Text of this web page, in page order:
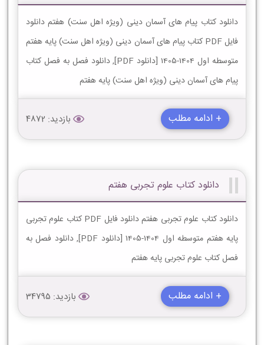
دانلود کتاب پیام های آسمان دینی (ویژه اهل سنت) هفتم دانلود
فایل PDF کتاب پیام های آسمان دینی (ویژه اهل سنت) پایه هفتم
متوسطه اول 1404-1405 [دانلود PDF], دانلود فصل به فصل کتاب
پیام های آسمان دینی (ویژه اهل سنت) پایه هفتم
+ ادامه مطلب بازدید: 4872
دانلود کتاب علوم تجربی هفتم
دانلود کتاب علوم تجربی هفتم دانلود فایل PDF کتاب علوم تجربی
پایه هفتم متوسطه اول 1404-1405 [دانلود PDF], دانلود فصل به
فصل کتاب علوم تجربی پایه هفتم
+ ادامه مطلب بازدید: 34795